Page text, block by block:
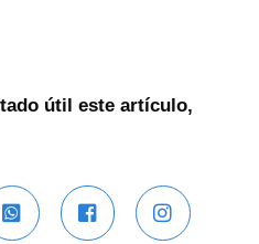
útil este artículo,